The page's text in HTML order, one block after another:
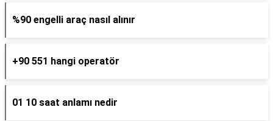
%90 engelli araç nasıl alınır
+90 551 hangi operatör
01 10 saat anlamı nedir